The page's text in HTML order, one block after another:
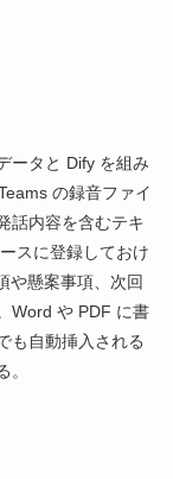
ータと Dify を組み
の録音ファイ
話内容を含むテキ
スに登録しておけ
や懸案事項、次回
Word や PDF に書
も自動挿入される